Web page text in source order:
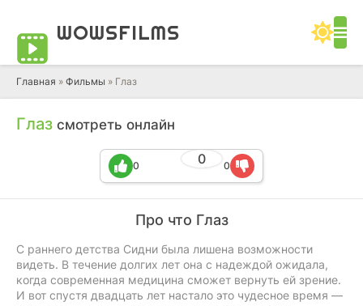
WOWSFILMS
Главная » Фильмы » Глаз
Глаз смотреть онлайн
0
0 0
Про что Глаз
С раннего детства Сидни была лишена возможности
видеть. В течение долгих лет она с надеждой ожидала,
когда современная медицина сможет вернуть ей зрение.
И вот спустя двадцать лет настало это чудесное время —